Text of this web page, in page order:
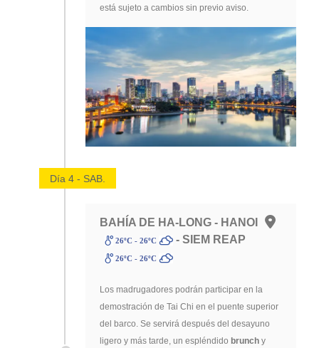
está sujeto a cambios sin previo aviso.
Día 4 - SAB.
BAHÍA DE HA-LONG - HANOI
26ºC - 26ºC - SIEM REAP
26ºC - 26ºC
Los madrugadores podrán participar en la
demostración de Tai Chi en el puente superior
del barco. Se servirá después del desayuno
ligero y más tarde, un espléndido brunch y